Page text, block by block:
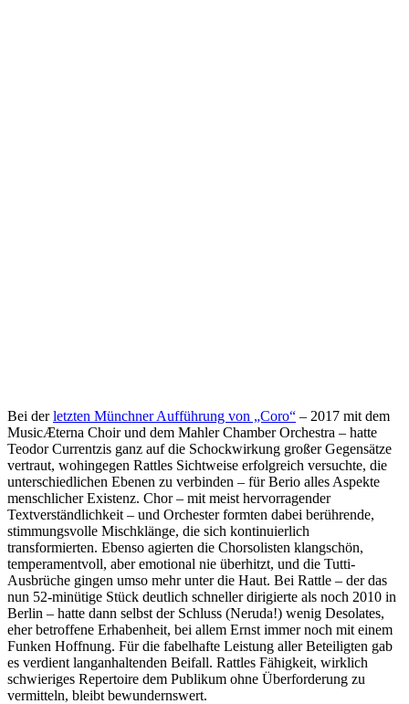
Bei derletzten Münchner Aufführung von „Coro“ – 2017 mit dem
MusicÆterna Choir und dem Mahler Chamber Orchestra – hatte
Teodor Currentzis ganz auf die Schockwirkung großer Gegensätze
vertraut, wohingegen Rattles Sichtweise erfolgreich versuchte, die
unterschiedlichen Ebenen zu verbinden – für Berio alles Aspekte
menschlicher Existenz. Chor – mit meist hervorragender
Textverständlichkeit – und Orchester formten dabei berührende,
stimmungsvolle Mischklänge, die sich kontinuierlich
transformierten. Ebenso agierten die Chorsolisten klangschön,
temperamentvoll, aber emotional nie überhitzt, und die Tutti-
Ausbrüche gingen umso mehr unter die Haut. Bei Rattle – der das
nun 52-minütige Stück deutlich schneller dirigierte als noch 2010 in
Berlin – hatte dann selbst der Schluss (Neruda!) wenig Desolates,
eher betroffene Erhabenheit, bei allem Ernst immer noch mit einem
Funken Hoffnung. Für die fabelhafte Leistung aller Beteiligten gab
es verdient langanhaltenden Beifall. Rattles Fähigkeit, wirklich
schwieriges Repertoire dem Publikum ohne Überforderung zu
vermitteln, bleibt bewundernswert.